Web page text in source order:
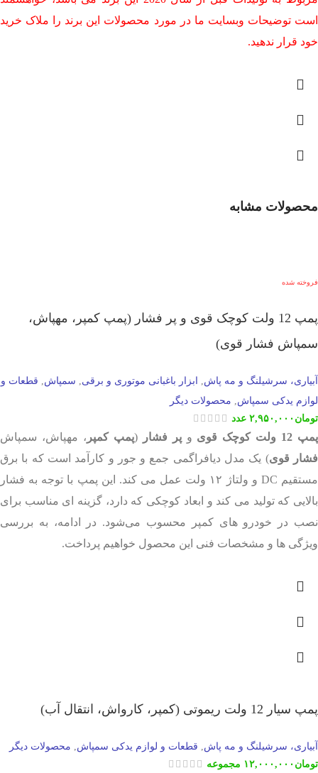
است توضیحات وبسایت ما در مورد محصولات این برند را ملاک خرید
خود قرار ندهید.
محصولات مشابه
فروخته شده
پمپ 12 ولت کوچک قوی و پر فشار (پمپ کمپر، مهپاش،
سمپاش فشار قوی)
آبیاری، سرشیلنگ و مه پاش, ابزار باغبانی موتوری و برقی, سمپاش, قطعات و
لوازم یدکی سمپاش, محصولات دیگر
تومان ۲,۹۵۰,۰۰۰ عدد
پمپ 12 ولت کوچک قوی وپر فشار (پمپ کمپر ، مهپاش، سمپاش
فشار قوی) یک مدل دیافراگمی جمع و جور و کارآمد است که با برق
مستقیم DC و ولتاژ ۱۲ ولت عمل می کند. این پمپ با توجه به فشار
بالایی که تولید می کند و ابعاد کوچکی که دارد، گزینه ای مناسب برای
نصب در خودرو های کمپر محسوب می‌شود. در ادامه، به بررسی
ویژگی ها و مشخصات فنی این محصول خواهیم پرداخت.
پمپ سیار 12 ولت ریموتی (کمپر، کارواش، انتقال آب)
آبیاری، سرشیلنگ و مه پاش قطعات و لوازم یدکی سمپاش محصولات دیگر
تومان ۱۲,۰۰۰,۰۰۰ مجموعه